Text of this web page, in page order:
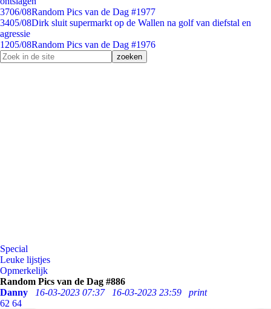
3706/08Random Pics van de Dag #1977
3405/08Dirk sluit supermarkt op de Wallen na golf van diefstal en
agressie
1205/08Random Pics van de Dag #1976
Special
Leuke lijstjes
Opmerkelijk
Random Pics van de Dag #886
Danny
16-03-2023 07:37 16-03-2023 23:59
print
62 64